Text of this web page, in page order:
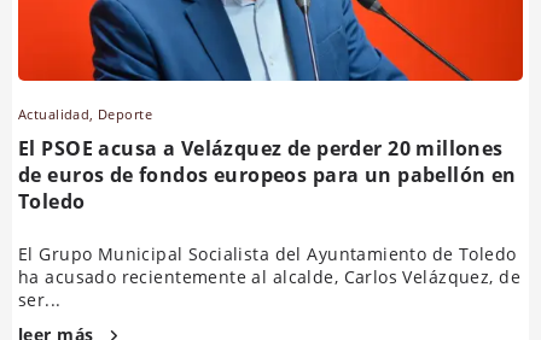
Actualidad, Deporte
El PSOE acusa a Velázquez de perder 20 millones
de euros de fondos europeos para un pabellón en
Toledo
El Grupo Municipal Socialista del Ayuntamiento de Toledo
ha acusado recientemente al alcalde, Carlos Velázquez, de
ser...
leer más